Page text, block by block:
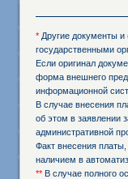
* Другие документы и
государственными
Если оригинал
форма внешнего
информационной
В случае внесения
об этом в заявлении
административной
Факт внесения
наличием в
** В случае полного